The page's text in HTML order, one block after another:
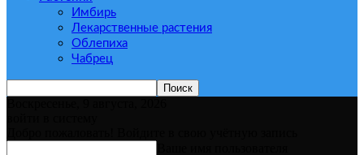
Имбирь
Лекарственные растения
Облепиха
Чабрец